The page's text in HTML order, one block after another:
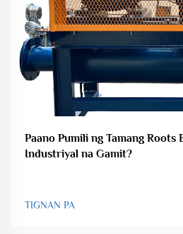
Paano Pumili ng Tamang Roots
Industriyal na Gamit?
TIGNAN PA